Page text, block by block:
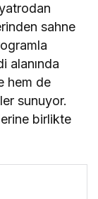
sahne
alanında
hem de
sunuyor.
birlikte